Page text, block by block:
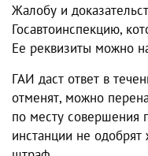
Жалобу и
Госавтоинспекцию,
Ее реквизиты можно
ГАИ даст ответ в
отменят, можно
по месту совершения
инстанции не одобрят